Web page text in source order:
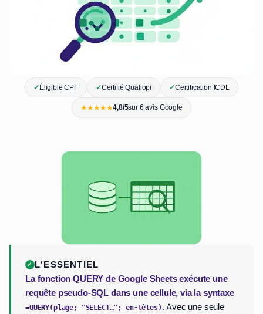
✓Éligible CPF ✓Certifié Qualiopi ✓Certification ICDL
★★★★★4,8/5sur 6 avis Google
L'ESSENTIEL
La fonction QUERY de Google Sheets exécute une
requête pseudo-SQL dans une cellule, via la syntaxe
=QUERY(plage; "SELECT…"; en-têtes) .Avec une seule